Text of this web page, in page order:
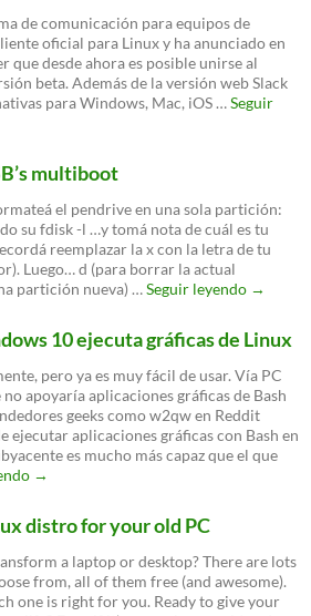
de comunicación para equipos de
oficial para Linux y ha anunciado en
que desde ahora es posible unirse al
beta. Además de la versión web Slack
para Windows, Mac, iOS …Seguir
multiboot
el pendrive en una sola partición:
su fdisk -l …y tomá nota de cuál es tu
reemplazar la x con la letra de tu
Luego… d (para borrar la actual
partición nueva) …Seguir leyendo Cómo
USB’s
→
10 ejecuta gráficas de Linux
pero ya es muy fácil de usar. Vía PC
apoyaría aplicaciones gráficas de Bash
geeks como w2qw en Reddit
ejecutar aplicaciones gráficas con Bash en
es mucho más capaz que el que
Con
Windows
ejecuta
gráficas
→
distro for your old PC
a laptop or desktop? There are lots
from, all of them free (and awesome).
one is right for you. Ready to give your